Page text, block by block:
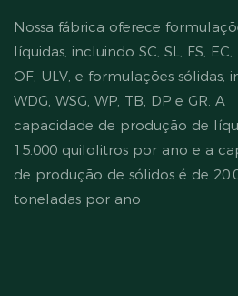
Nossa fábrica oferece
líquidas, incluindo SC, SL, FS, EC,
OF, ULV, e formulações sólidas,
WDG, WSG, WP, TB, DP e GR. A
capacidade de produção de
15.000 quilolitros por ano e a
de produção de sólidos é de
toneladas por ano